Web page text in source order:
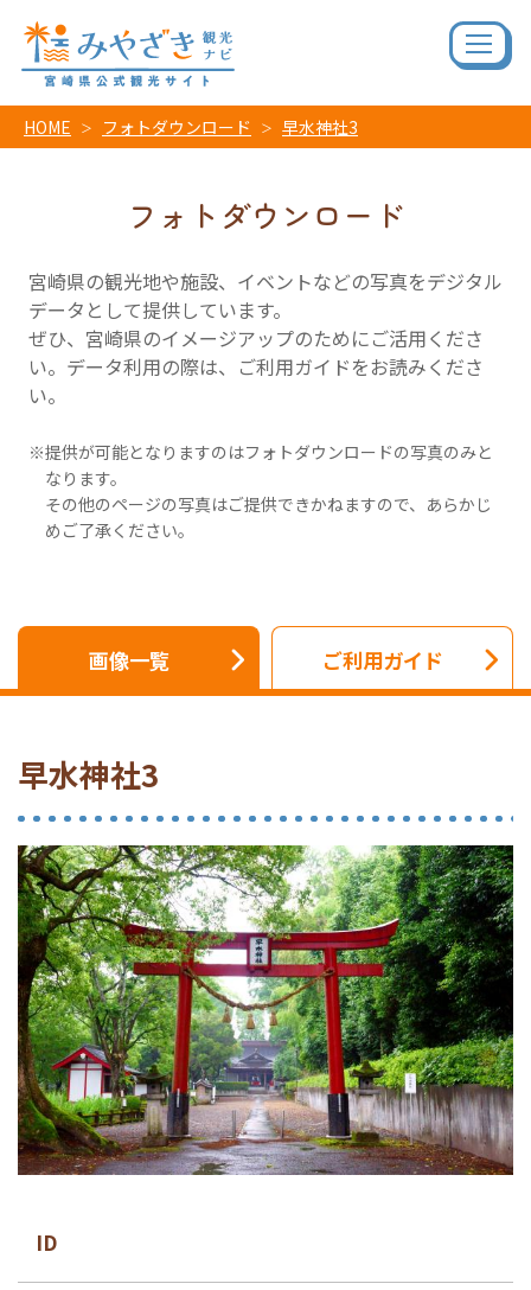
HOME フォトダウンロード 早水神社3
フォトダウンロード
宮崎県の観光地や施設、イベントなどの写真をデジタル
データとして提供しています。
ぜひ、宮崎県のイメージアップのためにご活用くださ
い。データ利用の際は、ご利用ガイドをお読みくださ
い。
提供が可能となりますのはフォトダウンロードの写真のみと
なります。
その他のページの写真はご提供できかねますので、あらかじ
めご了承ください。
画像一覧 ご利用ガイド
早水神社3
ID